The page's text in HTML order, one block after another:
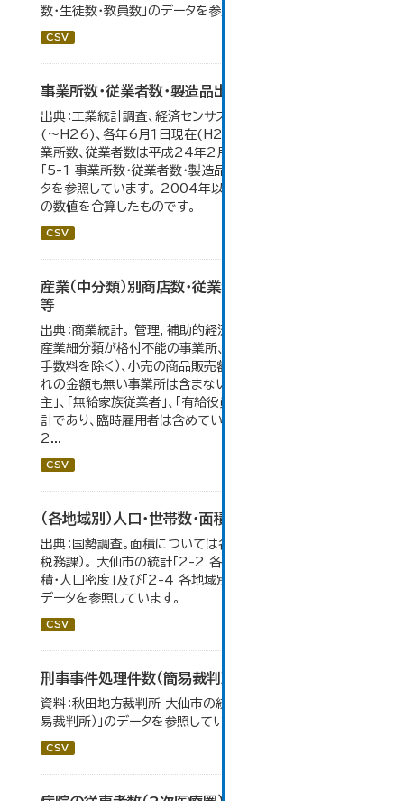
数・生徒数・教員数」のデータを参照しています。
CSV
事業所数・従業者数・製造品出荷額等の推移
出典：工業統計調査、経済センサス。各年12月31日現在
(～H26)、各年6月１日現在(H27～)。 平成23年のみ事
業所数、従業者数は平成24年2月1日現在。 大仙市の統計
「5-1 事業所数・従業者数・製造品出荷額等の推移」のデー
タを参照しています。 2004年以前の数値は合併前市町村
の数値を合算したものです。
CSV
産業（中分類）別商店数・従業者数・年間商品販売額
等
出典：商業統計。 管理，補助的経済活動のみを行う事業所、
産業細分類が格付不能の事業所、卸売の商品販売額（仲立
手数料を除く）、小売の商品販売額及び仲立手数料のいず
れの金額も無い事業所は含まない。 従業者総数は「個人業
主」、「無給家族従業者」、「有給役員」及び「常用雇用者」の
計であり、臨時雇用者は含めていない。 大仙市の統計「6-
2...
CSV
（各地域別）人口・世帯数・面積・人口密度
出典：国勢調査。面積については各年１月１日時点（大仙市
税務課）。 大仙市の統計「2-2 各地域別人口・人口増減・面
積・人口密度」及び「2-4 各地域別人口・世帯数の推移」の
データを参照しています。
CSV
刑事事件処理件数（簡易裁判所）
資料：秋田地方裁判所 大仙市の統計「12-14民事事件（簡
易裁判所）」のデータを参照しています。
CSV